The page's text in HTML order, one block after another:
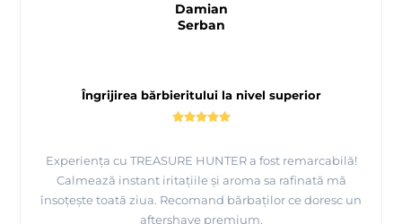
Îngrijirea bărbieritului la nivel superior
Experiența cu TREASURE HUNTER a fost remarcabilă!
Calmează instant iritațiile și aroma sa rafinată mă
însoțește toată ziua. Recomand bărbaților ce doresc un
aftershave premium.
Damian
Serban